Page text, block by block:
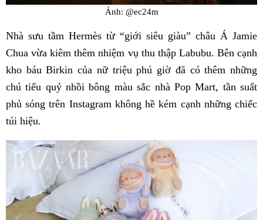
Ảnh: @ec24m
Nhà sưu tầm Hermès từ “giới siêu giàu” châu Á Jamie
Chua vừa kiêm thêm nhiệm vụ thu thập Labubu. Bên cạnh
kho báu Birkin của nữ triệu phú giờ đã có thêm những
chú tiểu quỷ nhồi bông màu sắc nhà Pop Mart, tần suất
phủ sóng trên Instagram không hề kém cạnh những chiếc
túi hiệu.